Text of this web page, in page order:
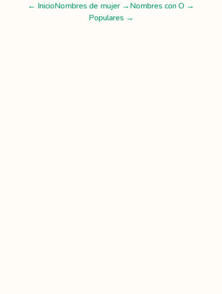
← InicioNombres de mujer→Nombres conO →
Populares →